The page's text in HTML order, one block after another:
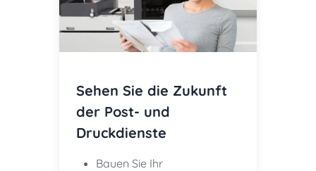
Sehen Sie die Zukunft
der Post- und
Druckdienste
Bauen Sie Ihr